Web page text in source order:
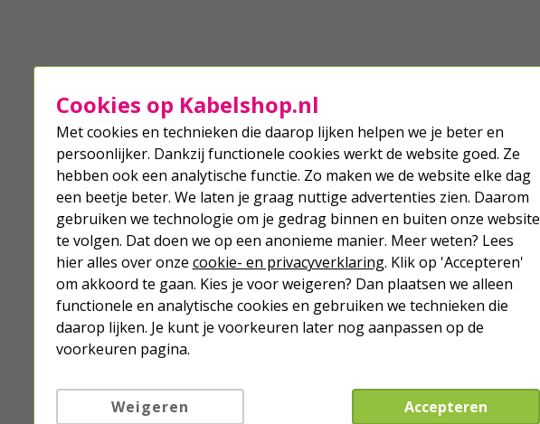
Cookies op Kabelshop.nl
Met cookies en technieken die daarop lijken helpen we je beter en
persoonlijker. Dankzij functionele cookies werkt de website goed. Ze
hebben ook een analytische functie. Zo maken we de website elke dag
een beetje beter. We laten je graag nuttige advertenties zien. Daarom
gebruiken we technologie om je gedrag binnen en buiten onze website
te volgen. Dat doen we op een anonieme manier. Meer weten? Lees
hier alles over onze cookie- en privacyverklaring. Klik op 'Accepteren'
om akkoord te gaan. Kies je voor weigeren? Dan plaatsen we alleen
functionele en analytische cookies en gebruiken we technieken die
daarop lijken. Je kunt je voorkeuren later nog aanpassen op de
voorkeuren pagina.
Accepteren
Weigeren